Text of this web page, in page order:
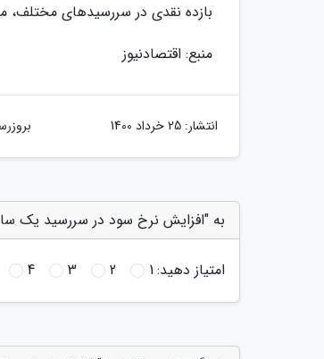
بازده نقدی در سررسیدهای مختلف،
منبع: اقتصادنیوز
انتشار: 25 خرداد 1400
به "افزایش نرخ سود در سررسید یک
امتیاز دهید:1
2
3
4